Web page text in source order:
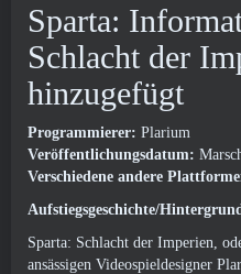
Sparta:
Schlacht der
hinzugefügt
Programmierer: Plarium
Veröffentlichungsdatum:
Verschiedene andere
Aufstiegsgeschichte/
Sparta: Schlacht der Imperien,
ansässigen Videospieldesigner